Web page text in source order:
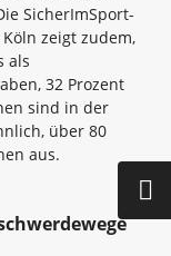
SicherImSport-
zeigt zudem,
als
32 Prozent
sind in der
über 80
aus.